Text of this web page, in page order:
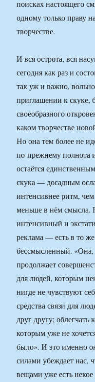
поисках настоящего
одному только праву
творчестве.
И вся острота, вся
сегодня как раз и
так уж и важно,
приглашении к скуке,
своеобразного
каком творчестве
Но она тем более не
по-прежнему полнота
остаётся
скука — досадным
интенсивнее ритм,
меньше в нём смысла.
интенсивный и
реклама — есть в то
бессмысленный.
продолжает
для людей, которым
нигде не чувствуют
средства связи для
друг другу;
которым уже не
было». И это именно
силами убеждает нас,
вещами уже есть